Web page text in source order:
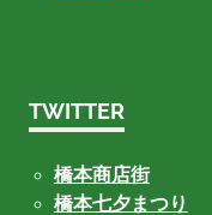
TWITTER
橋本商店街
橋本七夕まつり